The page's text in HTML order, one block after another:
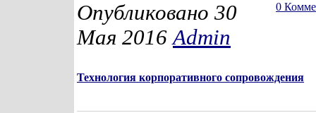
0
Опубликовано 30
Мая 2016Admin
Технология корпоративного сопровождения